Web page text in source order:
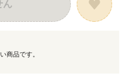
ん
商品です。